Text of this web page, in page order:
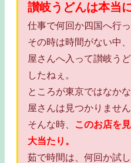
讃岐うどんは本
仕事で何回か四国へ行
その時は時間がない中
屋さんへ入って讃岐う
したねぇ。
ところが東京ではなか
屋さんは見つかりません
そんな時、
このお店を
大当たり。
茹で時間は、何回か試